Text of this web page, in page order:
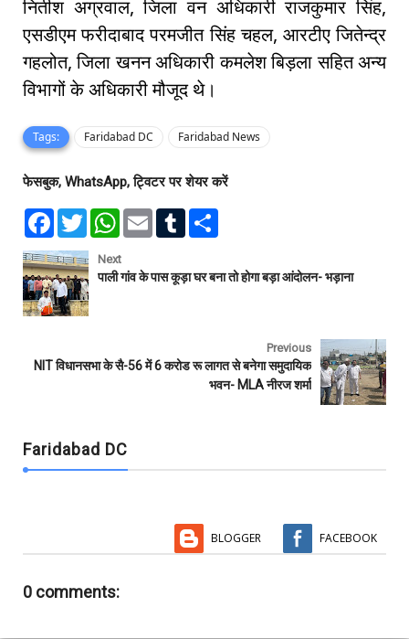
नितीश अग्रवाल, जिला वन अधिकारी राजकुमार सिंह,
एसडीएम फरीदाबाद परमजीत सिंह चहल, आरटीए जितेन्द्र
गहलोत, जिला खनन अधिकारी कमलेश बिड़ला सहित अन्य
विभागों के अधिकारी मौजूद थे।
Tags: Faridabad DC Faridabad News
फेसबुक, WhatsApp, ट्विटर पर शेयर करें
F
e
b
o
o
k
T
w
t
t
e
r
W
t
s
E
l
T
l
e
Next
पाली गांव के पास कूड़ा घर बना तो होगा बड़ा आंदोलन- भड़ाना
Previous
NIT विधानसभा के सै-56 में 6 करोड रू लागत से बनेगा समुदायिक
भवन- MLA नीरज शर्मा
Faridabad DC
BLOGGER FACEBOOK
0 comments: